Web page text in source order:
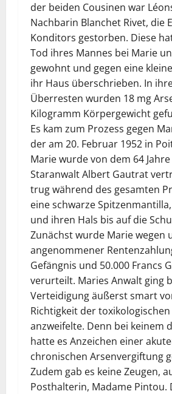
der beiden Cousinen war
Nachbarin Blanchet Rivet, die
Konditors gestorben. Diese
Tod ihres Mannes bei Marie
gewohnt und gegen eine
ihr Haus überschrieben. In
Überresten wurden 18 mg
Kilogramm Körpergewicht
Es kam zum Prozess gegen
der am 20. Februar 1952 in
Marie wurde von dem 64
Staranwalt Albert Gautrat
trug während des gesamten
eine schwarze
und ihren Hals bis auf die
Zunächst wurde Marie wegen
angenommener
Gefängnis und 50.000 Francs
verurteilt. Maries Anwalt ging
Verteidigung äußerst smart
Richtigkeit der
anzweifelte. Denn bei keinem
hatte es Anzeichen einer
chronischen Arsenvergiftung
Zudem gab es keine Zeugen,
Posthalterin, Madame Pintou.